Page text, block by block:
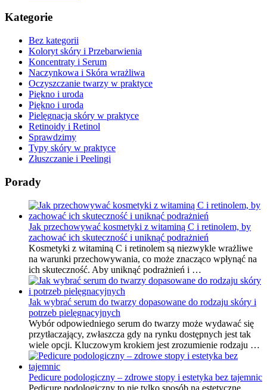
Kategorie
Bez kategorii
Koloryt skóry i Przebarwienia
Koncentraty i Serum
Naczynkowa i Skóra wrażliwa
Oczyszczanie twarzy w praktyce
Piękno i uroda
Piękno i uroda
Pielęgnacja skóry w praktyce
Retinoidy i Retinol
Sprawdzimy
Typy skóry w praktyce
Złuszczanie i Peelingi
Porady
Jak przechowywać kosmetyki z witaminą C i retinolem, by
zachować ich skuteczność i uniknąć podrażnień
Kosmetyki z witaminą C i retinolem są niezwykle wrażliwe
na warunki przechowywania, co może znacząco wpłynąć na
ich skuteczność. Aby uniknąć podrażnień i …
Jak wybrać serum do twarzy dopasowane do rodzaju skóry i
potrzeb pielęgnacyjnych
Wybór odpowiedniego serum do twarzy może wydawać się
przytłaczający, zwłaszcza gdy na rynku dostępnych jest tak
wiele opcji. Kluczowym krokiem jest zrozumienie rodzaju …
Pedicure podologiczny – zdrowe stopy i estetyka bez tajemnic
Pedicure podologiczny to nie tylko sposób na estetyczne